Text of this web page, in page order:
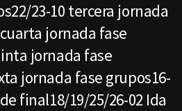
23-10 tercera jornada
jornada fase
jornada fase
jornada fase grupos16-
final18/19/25/26-02 Ida